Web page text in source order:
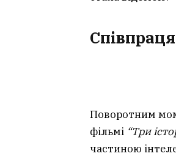
Поворотним
фільмі “Три
частиною